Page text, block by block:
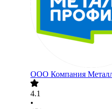
ООО Компания
4.1
•